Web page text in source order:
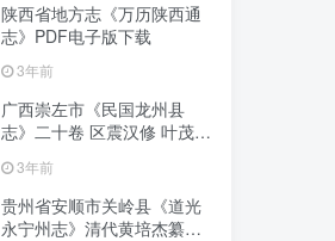
陕西省地方志《万历陕西通
志》PDF电子版下载
3年前
广西崇左市《民国龙州县
志》二十卷 区震汉修 叶茂基
载3年前
贵州省安顺市关岭县《道光
永宁州志》清代黄培杰纂修